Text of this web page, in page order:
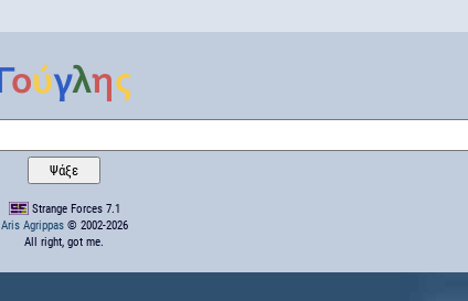
Strange Forces 7.1
Aris Agrippas© 2002-2026
All right, got me.